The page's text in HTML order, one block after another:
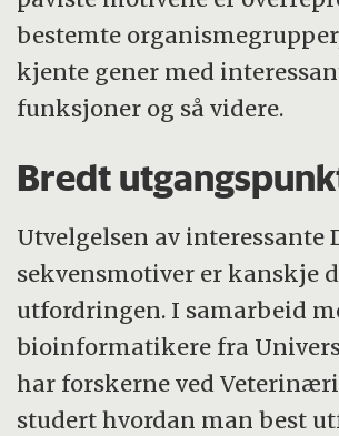
bestemte
kjente gener med
funksjoner og så videre.
Bredt
Utvelgelsen av interessante
sekvensmotiver er kanskje
utfordringen. I samarbeid
bioinformatikere fra
har forskerne ved
studert hvordan man best